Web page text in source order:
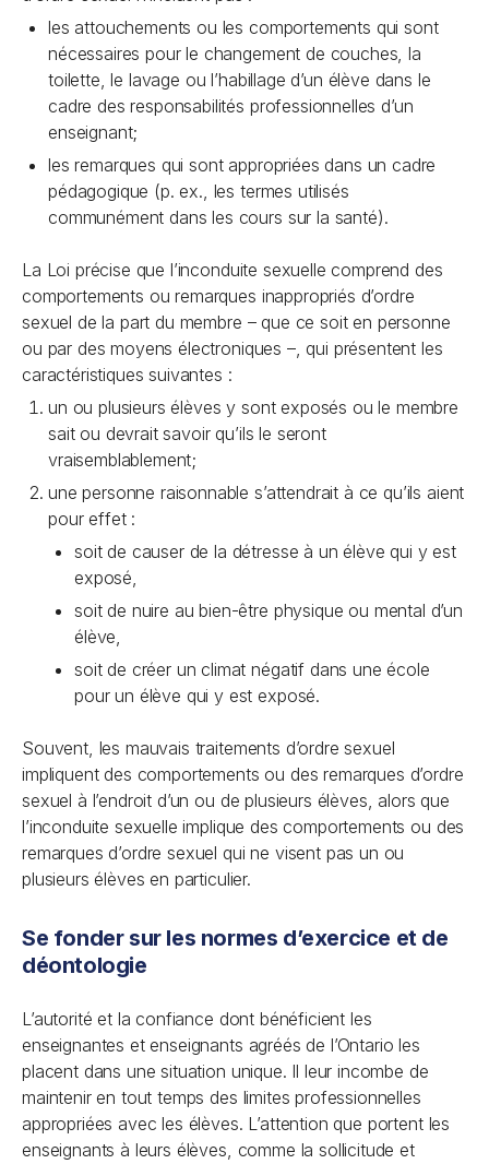
les attouchements ou les comportements qui sont
nécessaires pour le changement de couches, la
toilette, le lavage ou l’habillage d’un élève dans le
cadre des responsabilités professionnelles d’un
enseignant;
les remarques qui sont appropriées dans un cadre
pédagogique (p. ex., les termes utilisés
communément dans les cours sur la santé).
La Loi précise que l’inconduite sexuelle comprend des
comportements ou remarques inappropriés d’ordre
sexuel de la part du membre – que ce soit en personne
ou par des moyens électroniques –, qui présentent les
caractéristiques suivantes :
un ou plusieurs élèves y sont exposés ou le membre
sait ou devrait savoir qu’ils le seront
vraisemblablement;
une personne raisonnable s’attendrait à ce qu’ils aient
pour effet :
soit de causer de la détresse à un élève qui y est
exposé,
soit de nuire au bien-être physique ou mental d’un
élève,
soit de créer un climat négatif dans une école
pour un élève qui y est exposé.
Souvent, les mauvais traitements d’ordre sexuel
impliquent des comportements ou des remarques d’ordre
sexuel à l’endroit d’un ou de plusieurs élèves, alors que
l’inconduite sexuelle implique des comportements ou des
remarques d’ordre sexuel qui ne visent pas un ou
plusieurs élèves en particulier.
Se fonder sur les normes d’exercice et de
déontologie
L’autorité et la confiance dont bénéficient les
enseignantes et enseignants agréés de l’Ontario les
placent dans une situation unique. Il leur incombe de
maintenir en tout temps des limites professionnelles
appropriées avec les élèves. L’attention que portent les
enseignants à leurs élèves, comme la sollicitude et